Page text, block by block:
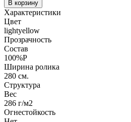
В корзину
Характеристики
Цвет
lightyellow
Прозрачность
Состав
100%P
Ширина ролика
280 см.
Структура
Вес
286 г/м2
Огнестойкость